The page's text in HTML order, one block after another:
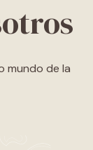
mundo de la